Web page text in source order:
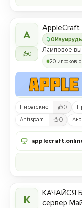
A
0
0
AppleCraft
Ламповое
20 игроков
Пиратские 0
Antispam 0
К
КАЧАЙСЯ
сервер